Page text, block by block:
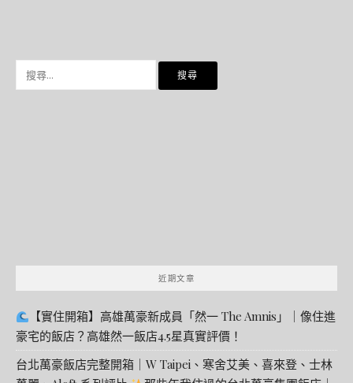
近期文章
【實住開箱】高雄萬豪新成員「然一 The Amnis」｜像住進
豪宅的飯店？高雄然一飯店4.5星真實評價！
台北萬豪飯店完整開箱｜W Taipei、寒舍艾美、喜來登、士林